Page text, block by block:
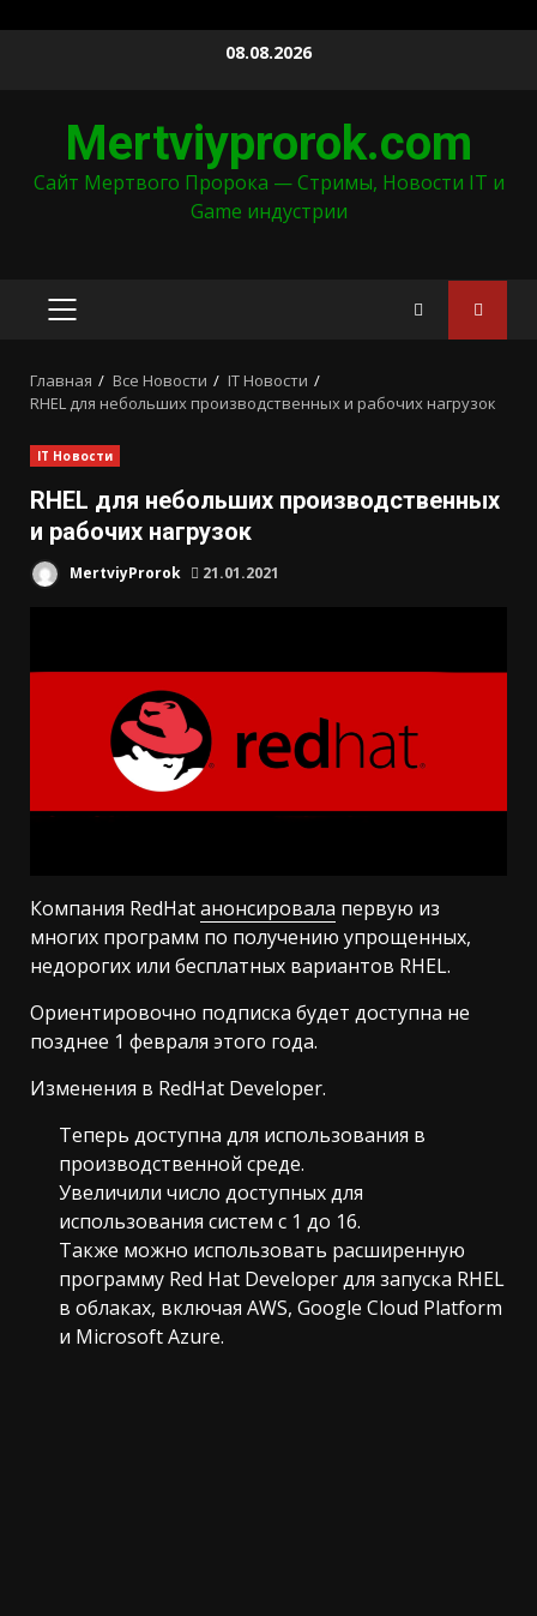
08.08.2026
Mertviyprorok.com
Сайт Мертвого Пророка — Стримы, Новости IT и
Game индустрии
ОСНОВНОЕ
Главная Все Новости
IT Новости
RHEL для небольших производственных и рабочих нагрузок
IT Новости
RHEL для небольших производственных
и рабочих нагрузок
MertviyProrok 21.01.2021
Компания RedHatанонсировала первую из
многих программ по получению упрощенных,
недорогих или бесплатных вариантов RHEL.
Ориентировочно подписка будет доступна не
позднее 1 февраля этого года.
Изменения в RedHat Developer.
Теперь доступна для использования в
производственной среде.
Увеличили число доступных для
использования систем с 1 до 16.
Также можно использовать расширенную
программу Red Hat Developer для запуска RHEL
в облаках, включая AWS, Google Cloud Platform
и Microsoft Azure.